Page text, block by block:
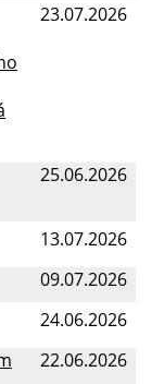
23.07.2026
25.06.2026
13.07.2026
09.07.2026
24.06.2026
22.06.2026